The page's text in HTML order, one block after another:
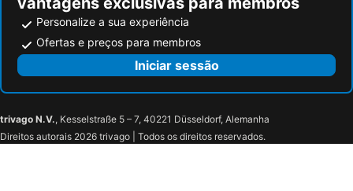
Personalize a sua experiência
Ofertas e preços para membros
Iniciar sessão
trivago N.V., Kesselstraße 5 – 7, 40221 Düsseldorf, Alemanha
Direitos autorais 2026 trivago | Todos os direitos reservados.